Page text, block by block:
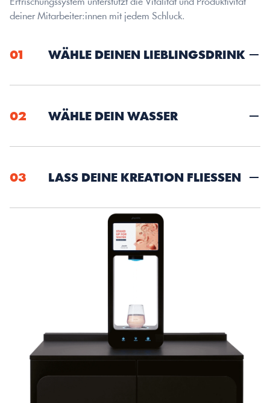
Erfrischungssystem unterstützt die Vitalität und Produktivität
deiner Mitarbeiter:innen mit jedem Schluck.
01 WÄHLE DEINEN LIEBLINGSDRINK
02 WÄHLE DEIN WASSER
03 LASS DEINE KREATION FLIESSEN